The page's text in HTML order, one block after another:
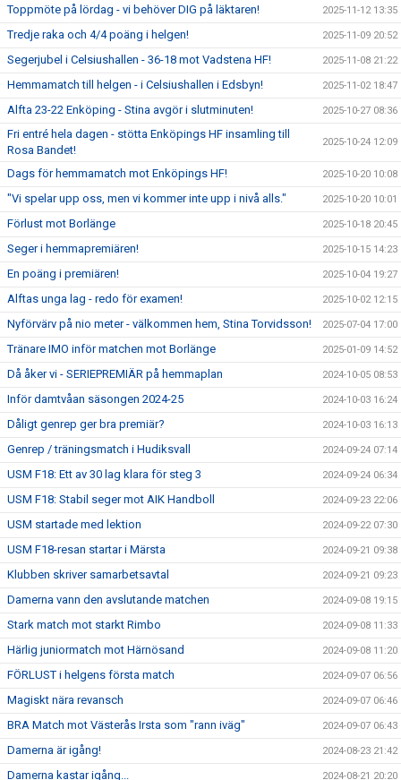
Toppmöte på lördag - vi behöver DIG på läktaren! 2025-11-12 13:35
Tredje raka och 4/4 poäng i helgen! 2025-11-09 20:52
Segerjubel i Celsiushallen - 36-18 mot Vadstena HF! 2025-11-08 21:22
Hemmamatch till helgen - i Celsiushallen i Edsbyn! 2025-11-02 18:47
Alfta 23-22 Enköping - Stina avgör i slutminuten! 2025-10-27 08:36
Fri entré hela dagen - stötta Enköpings HF insamling till
Rosa Bandet!
2025-10-24 12:09
Dags för hemmamatch mot Enköpings HF! 2025-10-20 10:08
"Vi spelar upp oss, men vi kommer inte upp i nivå alls." 2025-10-20 10:01
Förlust mot Borlänge 2025-10-18 20:45
Seger i hemmapremiären! 2025-10-15 14:23
En poäng i premiären! 2025-10-04 19:27
Alftas unga lag - redo för examen! 2025-10-02 12:15
Nyförvärv på nio meter - välkommen hem, Stina Torvidsson! 2025-07-04 17:00
Tränare IMO inför matchen mot Borlänge 2025-01-09 14:52
Då åker vi - SERIEPREMIÄR på hemmaplan 2024-10-05 08:53
Inför damtvåan säsongen 2024-25 2024-10-03 16:24
Dåligt genrep ger bra premiär? 2024-10-03 16:13
Genrep / träningsmatch i Hudiksvall 2024-09-24 07:14
USM F18: Ett av 30 lag klara för steg 3 2024-09-24 06:34
USM F18: Stabil seger mot AIK Handboll 2024-09-23 22:06
USM startade med lektion 2024-09-22 07:30
USM F18-resan startar i Märsta 2024-09-21 09:38
Klubben skriver samarbetsavtal 2024-09-21 09:23
Damerna vann den avslutande matchen 2024-09-08 19:15
Stark match mot starkt Rimbo 2024-09-08 11:33
Härlig juniormatch mot Härnösand 2024-09-08 11:20
FÖRLUST i helgens första match 2024-09-07 06:56
Magiskt nära revansch 2024-09-07 06:46
BRA Match mot Västerås Irsta som "rann iväg" 2024-09-07 06:43
Damerna är igång! 2024-08-23 21:42
Damerna kastar igång... 2024-08-21 20:20